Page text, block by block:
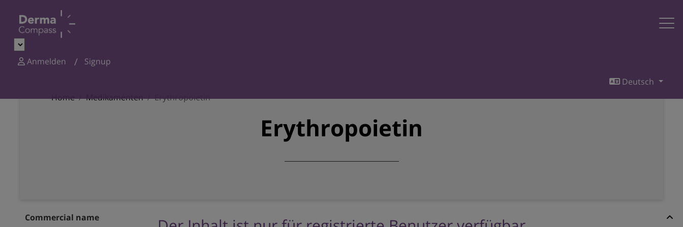
Anmelden
Signup
Deutsch
Home
Medikamenten Erythropoietin
Erythropoietin
Commercial name